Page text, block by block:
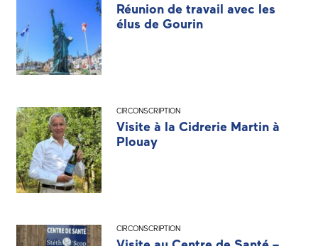
Réunion de travail avec les
élus de Gourin
CIRCONSCRIPTION
Visite à la Cidrerie Martin à
Plouay
CIRCONSCRIPTION